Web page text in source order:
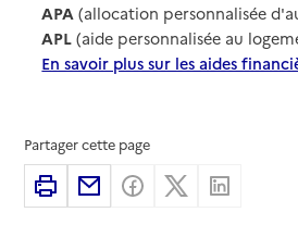
APA (allocation personnalisée
APL (aide personnalisée au
En savoir plus sur les aides
Partager cette page
ImprimerPartager par email
Partager surPartager sur X